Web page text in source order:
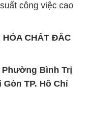
công việc cao
HÓA CHẤT ĐẮC
Phường Bình Trị
TP. Hồ Chí